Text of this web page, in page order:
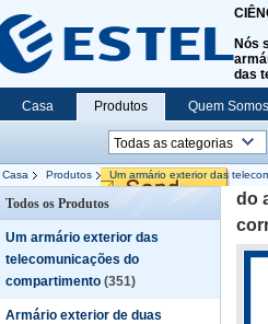
Nós
das
Casa Produtos Quem Somos
Casa Produtos Um armário exterior das
corrosão anti
Todos os Produtos
Um armário exterior das
telecomunicações do
compartimento (351)
Armário exterior de duas
do